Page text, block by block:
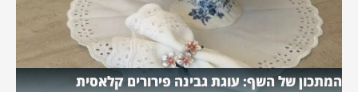
המתכון של השף: עוגת גבינה פירורים קלאסית